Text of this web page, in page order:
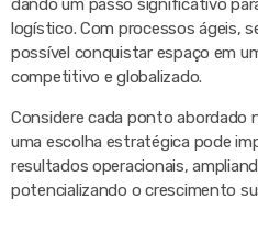
dando um passo significativo
logístico. Com processos ágeis,
possível conquistar espaço em
competitivo e globalizado.
Considere cada ponto abordado
uma escolha estratégica pode
resultados operacionais,
potencializando o crescimento